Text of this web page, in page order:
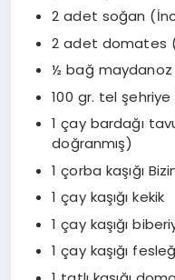
2 adet soğan
2 adet domates
½ bağ maydanoz
100 gr. tel şehriye
1 çay bardağı
doğranmış)
1 çorba kaşığı
1 çay kaşığı kekik
1 çay kaşığı
1 çay kaşığı